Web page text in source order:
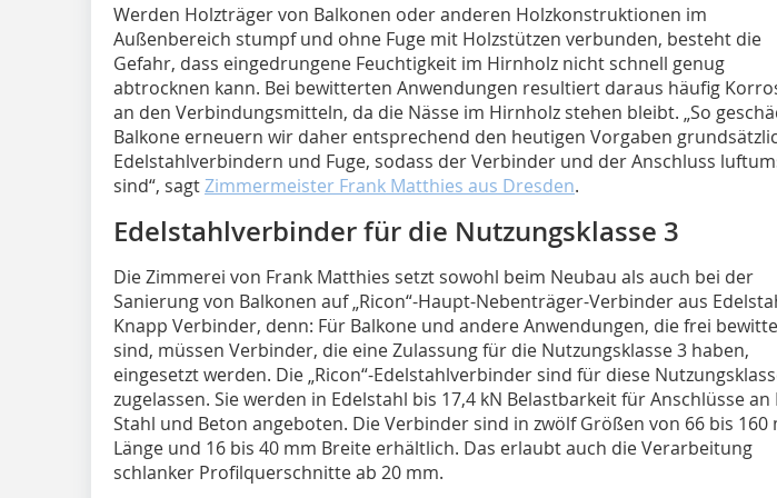
Werden Holzträger von Balkonen oder anderen Holzkonstruktionen im
Außenbereich stumpf und ohne Fuge mit Holzstützen verbunden, besteht die
Gefahr, dass eingedrungene Feuchtigkeit im Hirnholz nicht schnell genug
abtrocknen kann. Bei bewitterten Anwendungen resultiert daraus häufig
an den Verbindungsmitteln, da die Nässe im Hirnholz stehen bleibt. „So
Balkone erneuern wir daher entsprechend den heutigen Vorgaben
Edelstahlverbindern und Fuge, sodass der Verbinder und der Anschluss
sind“, sagtZimmermeister Frank Matthies aus Dresden.
Edelstahlverbinder für die Nutzungsklasse 3
Die Zimmerei von Frank Matthies setzt sowohl beim Neubau als auch bei der
Sanierung von Balkonen auf „Ricon“-Haupt-Nebenträger-Verbinder aus
Knapp Verbinder, denn: Für Balkone und andere Anwendungen, die frei
sind, müssen Verbinder, die eine Zulassung für die Nutzungsklasse 3 haben,
eingesetzt werden. Die „Ricon“-Edelstahlverbinder sind für diese
zugelassen. Sie werden in Edelstahl bis 17,4 kN Belastbarkeit für Anschlüsse an
Stahl und Beton angeboten. Die Verbinder sind in zwölf Größen von 66 bis 160
Länge und 16 bis 40 mm Breite erhältlich. Das erlaubt auch die Verarbeitung
schlanker Profilquerschnitte ab 20 mm.